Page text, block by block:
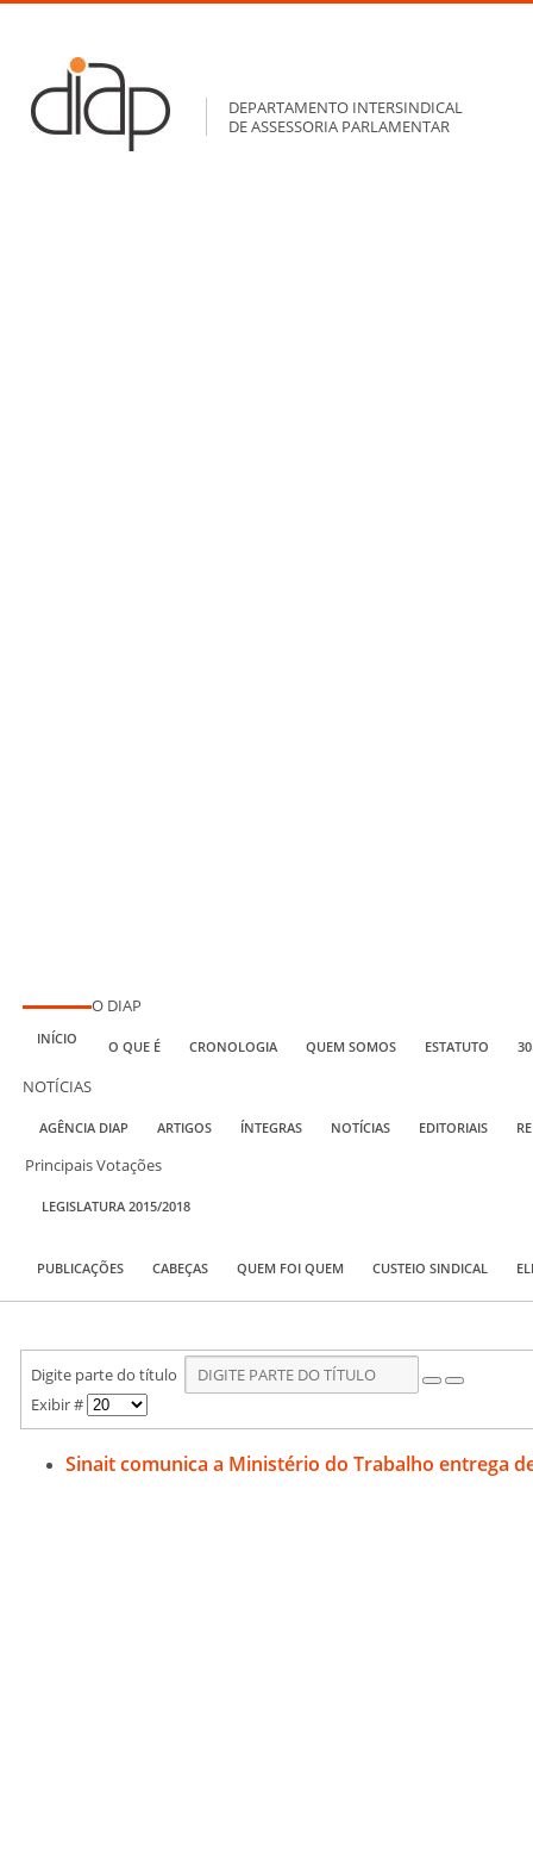
DEPARTAMENTO INTERSINDICAL
DE ASSESSORIA PARLAMENTAR
INÍCIO
O DIAP
O QUE É CRONOLOGIA QUEM SOMOS ESTATUTO
NOTÍCIAS
AGÊNCIA DIAP ARTIGOS ÍNTEGRAS NOTÍCIAS EDITORIAIS
Principais Votações
LEGISLATURA 2015/2018
PUBLICAÇÕES CABEÇAS QUEM FOI QUEM CUSTEIO SINDICAL
Digite parte do título
Exibir #
Sinait comunica a Ministério do Trabalho entrega